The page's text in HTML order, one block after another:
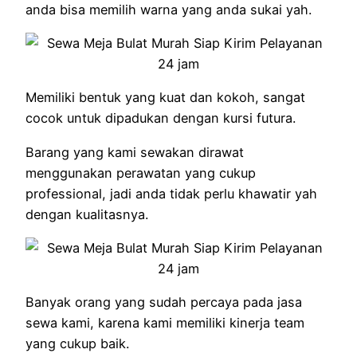
anda bisa memilih warna yang anda sukai yah.
Memiliki bentuk yang kuat dan kokoh, sangat
cocok untuk dipadukan dengan kursi futura.
Barang yang kami sewakan dirawat
menggunakan perawatan yang cukup
professional, jadi anda tidak perlu khawatir yah
dengan kualitasnya.
Banyak orang yang sudah percaya pada jasa
sewa kami, karena kami memiliki kinerja team
yang cukup baik.